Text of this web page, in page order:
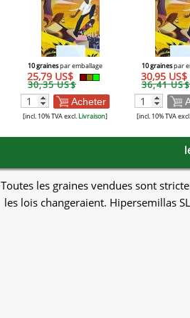
10 grainespar emballage
25,79 US$
30,35 US$
Acheter
[incl. 10% TVA excl.Livraison]
10 grainespar
30,95 US$
36,41 US$
[incl. 10% TVA excl.
Toutes les graines vendues sont
les lois changeraient. Hipersemillas